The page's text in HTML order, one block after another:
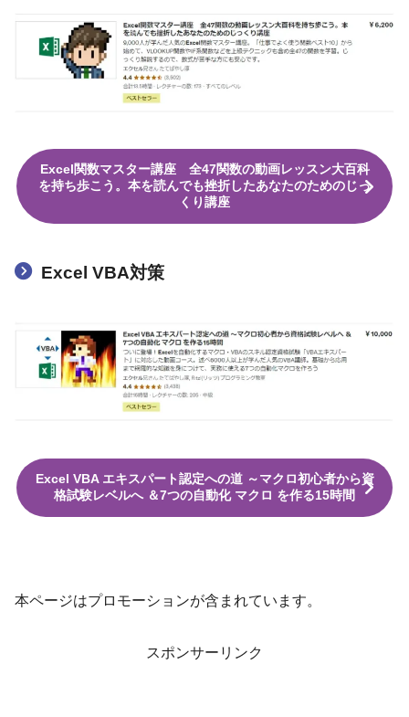
Excel関数マスター講座 全47関数の動画レッスン大百科
を持ち歩こう。本を読んでも挫折したあなたのためのじっ
くり講座
Excel VBA対策
Excel VBA エキスパート認定への道 ～マクロ初心者から資
格試験レベルへ ＆7つの自動化 マクロ を作る15時間
本ページはプロモーションが含まれています。
スポンサーリンク